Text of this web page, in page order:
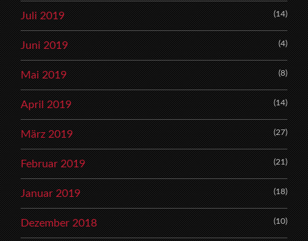
Juli 2019 (14)
Juni 2019 (4)
Mai 2019 (8)
April 2019 (14)
März 2019 (27)
Februar 2019 (21)
Januar 2019 (18)
Dezember 2018 (10)